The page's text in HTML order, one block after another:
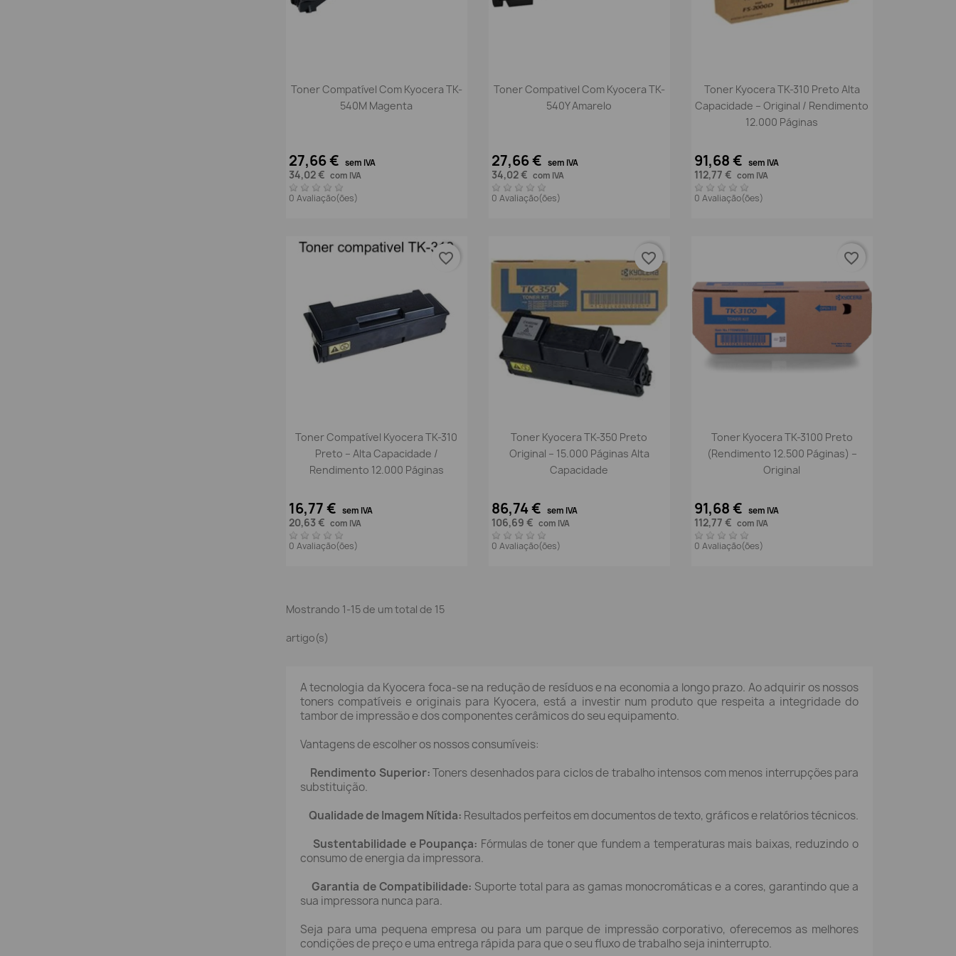
Vista rápida
Toner Compatível Com Kyocera TK-
540M Magenta
27,66 € sem IVA
34,02 € com IVA
0 Avaliação(ões)
Vista rápida
Toner Compativel Com Kyocera TK-
540Y Amarelo
27,66 € sem IVA
34,02 € com IVA
0 Avaliação(ões)
Vista rápida
Toner Kyocera TK-310 Preto Alta
Capacidade – Original / Rendimento
12.000 Páginas
91,68 € sem IVA
112,77 € com IVA
0 Avaliação(ões)
Vista rápida
Toner Compatível Kyocera TK-310
Preto – Alta Capacidade /
Rendimento 12.000 Páginas
16,77 € sem IVA
20,63 € com IVA
0 Avaliação(ões)
favorite_border
Vista rápida
Toner Kyocera TK-350 Preto
Original – 15.000 Páginas Alta
Capacidade
86,74 € sem IVA
106,69 € com IVA
0 Avaliação(ões)
favorite_border
Vista rápida
Toner Kyocera TK-3100 Preto
(Rendimento 12.500 Páginas) –
Original
91,68 € sem IVA
112,77 € com IVA
0 Avaliação(ões)
favorite_border
Mostrando 1-15 de um total de 15
artigo(s)
A tecnologia da Kyocera foca-se na redução de resíduos e na economia a longo prazo. Ao adquirir os nossos
toners compatíveis e originais para Kyocera, está a investir num produto que respeita a integridade do
tambor de impressão e dos componentes cerâmicos do seu equipamento.
Vantagens de escolher os nossos consumíveis:
Rendimento Superior:Toners desenhados para ciclos de trabalho intensos com menos interrupções para
substituição.
Qualidade de Imagem Nítida: Resultados perfeitos em documentos de texto, gráficos e relatórios técnicos.
Sustentabilidade e Poupança: Fórmulas de toner que fundem a temperaturas mais baixas, reduzindo o
consumo de energia da impressora.
Garantia de Compatibilidade: Suporte total para as gamas monocromáticas e a cores, garantindo que a
sua impressora nunca para.
Seja para uma pequena empresa ou para um parque de impressão corporativo, oferecemos as melhores
condições de preço e uma entrega rápida para que o seu fluxo de trabalho seja ininterrupto.